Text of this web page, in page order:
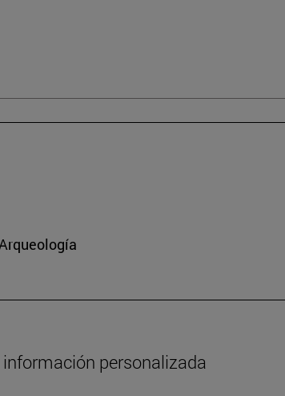
información personalizada